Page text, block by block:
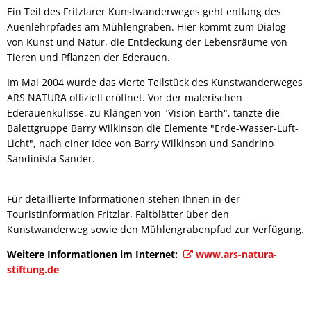
Ein Teil des Fritzlarer Kunstwanderweges geht entlang des
Auenlehrpfades am Mühlengraben. Hier kommt zum Dialog
von Kunst und Natur, die Entdeckung der Lebensräume von
Tieren und Pflanzen der Ederauen.
Im Mai 2004 wurde das vierte Teilstück des Kunstwanderweges
ARS NATURA offiziell eröffnet. Vor der malerischen
Ederauenkulisse, zu Klängen von "Vision Earth", tanzte die
Balettgruppe Barry Wilkinson die Elemente "Erde-Wasser-Luft-
Licht", nach einer Idee von Barry Wilkinson und Sandrino
Sandinista Sander.
Für detaillierte Informationen stehen Ihnen in der
Touristinformation Fritzlar, Faltblätter über den
Kunstwanderweg sowie den Mühlengrabenpfad zur Verfügung.
Weitere Informationen im Internet:
www.ars-natura-
stiftung.de